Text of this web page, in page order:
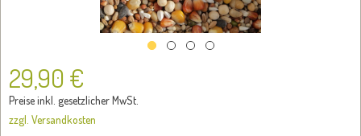
29,90 €
Preise inkl. gesetzlicher MwSt.
zzgl. Versandkosten